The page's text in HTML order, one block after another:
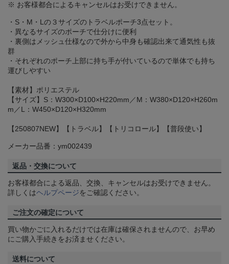
※ お客様都合によるキャンセルはお受けできません。
・S・M・Lの３サイズのトラベルポーチ3点セット。
・異なるサイズのポーチで仕分けに便利
・裏側はメッシュ仕様なので外から中身も確認出来て通気性も抜
群
・それぞれのポーチ上部に持ち手が付いているので単体でも持ち
運びしやすい
【素材】ポリエステル
【サイズ】S：W300×D100×H220mm／M：W380×D120×H260m
m／L：W450×D120×H320mm
【250807NEW】【トラベル】【トリコロール】【普段使い】
メーカー品番：ym002439
返品・交換について
お客様都合による返品、交換、キャンセルはお受けできません。
詳しくはヘルプページをご確認ください。
ご注文の確定について
買い物かごに入れるだけでは在庫は確保されませんので、お早め
にご購入手続きをお済ませください。
送料について